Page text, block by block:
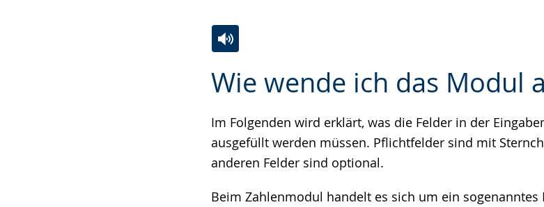
Wie wende ich das Modul
Im Folgenden wird erklärt, was die Felder in der
ausgefüllt werden müssen. Pflichtfelder sind mit
anderen Felder sind optional.
Beim Zahlenmodul handelt es sich um ein sogenanntes
Leichten
wechseln.
Audio-
Video
Deutscher
Gebärdensprache
wird